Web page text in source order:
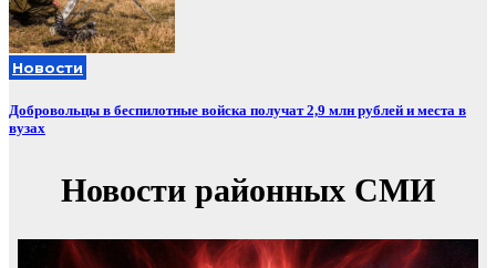
Новости
Добровольцы в беспилотные войска получат 2,9 млн рублей и места в
вузах